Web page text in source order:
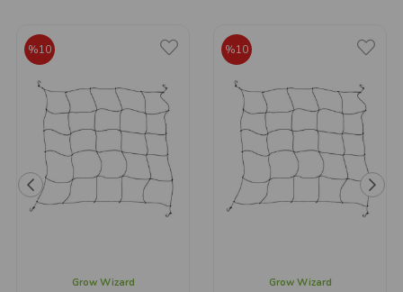
Grow Wizard
%10
Grow Wizard
%10